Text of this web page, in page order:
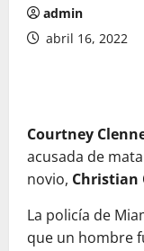
admin
abril 16, 2022
Courtney
acusada de
novio, Christian
La policía de
que un hombre